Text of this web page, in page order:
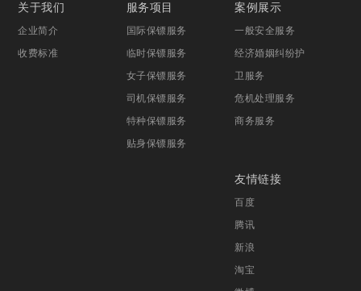
关于我们
企业简介
收费标准
服务项目
国际保镖服务
临时保镖服务
女子保镖服务
司机保镖服务
特种保镖服务
贴身保镖服务
案例展示
一般安全服务
经济婚姻纠纷护
卫服务
危机处理服务
商务服务
友情链接
百度
腾讯
新浪
淘宝